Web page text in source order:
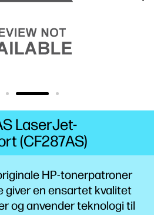
HP-tonerpatroner
giver en ensartet kvalitet
og anvender teknologi til
LaserJet-
(CF287AS)